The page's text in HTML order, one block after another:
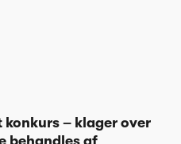
konkurs – klager over
behandles af